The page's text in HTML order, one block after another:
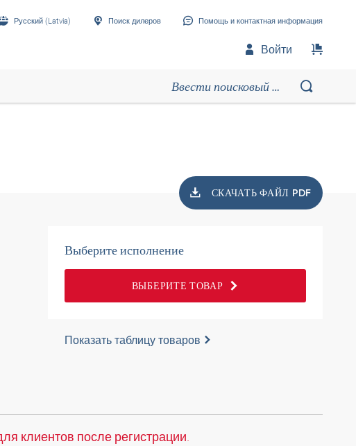
Русский (Latvia) Поиск дилеров Помощь и контактная информация
Войти
СКАЧАТЬ ФАЙЛ PDF
Выберите исполнение
ВЫБЕРИТЕ ТОВАР
Показать таблицу товаров
клиентов после регистрации.